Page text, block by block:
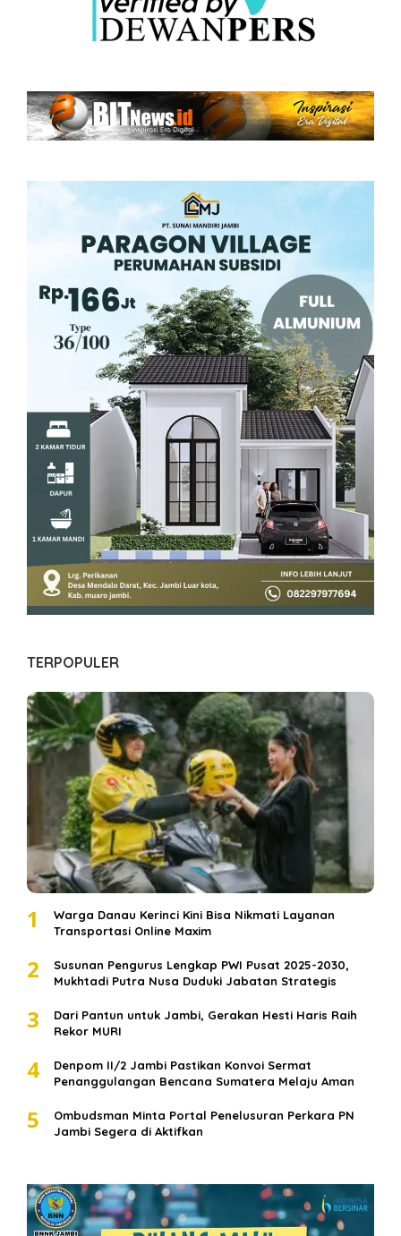
TERPOPULER
1
Warga Danau Kerinci Kini Bisa Nikmati Layanan
Transportasi Online Maxim
2
Susunan Pengurus Lengkap PWI Pusat 2025-2030,
Mukhtadi Putra Nusa Duduki Jabatan Strategis
3
Dari Pantun untuk Jambi, Gerakan Hesti Haris Raih
Rekor MURI
4
Denpom II/2 Jambi Pastikan Konvoi Sermat
Penanggulangan Bencana Sumatera Melaju Aman
5
Ombudsman Minta Portal Penelusuran Perkara PN
Jambi Segera di Aktifkan